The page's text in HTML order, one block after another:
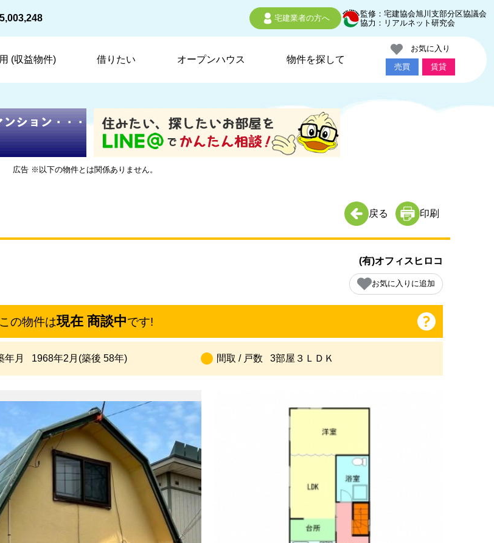
宅建業者の方へ
監修：宅建協会旭川支部分区協議会
協力：リアルネット研究会
(収益物件) 借りたい オープンハウス 物件を探して
お気に入り
売買
賃貸
広告 ※以下の物件とは関係ありません。
戻る 印刷
(有)オフィスヒロコ
お気に入りに追加
この物件は現在 商談中です!
年月 1968年2月(築後 58年) 間取 / 戸数 3部屋３ＬＤＫ